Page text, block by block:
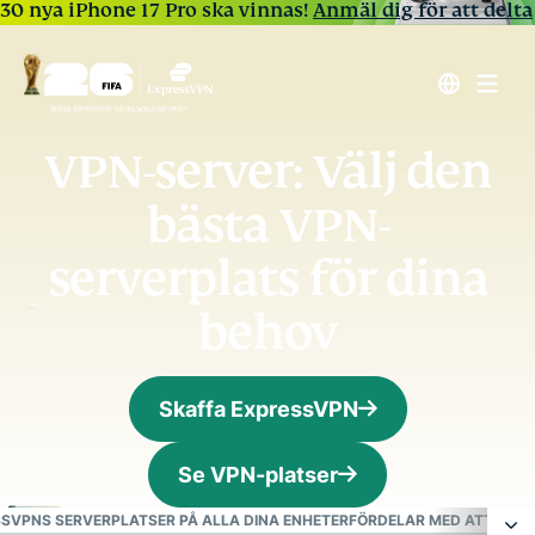
30 nya iPhone 17 Pro ska vinnas!Anmäl dig för att delta
VPN-server: Välj den
bästa VPN-
serverplats för dina
behov
Skaffa ExpressVPN
Se VPN-platser
SERVERPLATSER PÅ ALLA DINA ENHETERFÖRDELAR MED ATT